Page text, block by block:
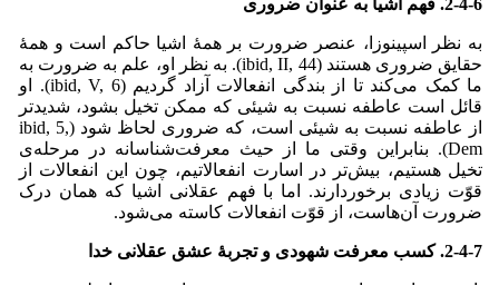
2-4-6. فهم اشیا به عنوان ضروری
به نظر اسپینوزا، عنصر ضرورت بر همۀ اشیا حاکم است و همۀ
حقایق ضروری هستند (ibid, II, 44). به نظر او، علم به ضرورت به
ما کمک می‌‌کند تا از بندگی انفعالات آزاد گردیم (ibid, V, 6). او
قائل است عاطفه نسبت به شیئی که ممکن تخیل بشود، شدیدتر
از عاطفه نسبت به شیئی است، که ضروری لحاظ شود (ibid, 5,
Dem). بنابراین وقتی ما از حیث معرفت‌شناسانه در مرحله‌ی
تخیل هستیم، بیش‌تر در اسارت انفعالاتیم، چون این انفعالات از
قوّت زیادی برخوردارند. اما با فهم عقلانی اشیا که همان درک
ضرورت آن‌هاست، از قوّت انفعالات کاسته می‌‌شود.
2-4-7. کسب معرفت شهودی و تجربۀ عشق عقلانی خدا